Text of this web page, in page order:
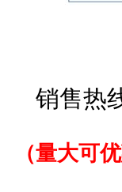
销售热
（量大可